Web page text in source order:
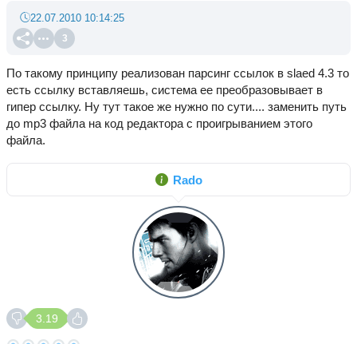
3
22.07.2010 10:14:25
По такому принципу реализован парсинг ссылок в slaed 4.3 то
есть ссылку вставляешь, система ее преобразовывает в
гипер ссылку. Ну тут такое же нужно по сути.... заменить путь
до mp3 файла на код редактора с проигрыванием этого
файла.
Rado
3.19